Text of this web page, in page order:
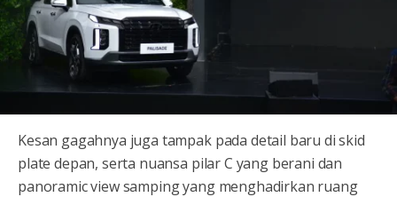
Kesan gagahnya juga tampak pada detail baru di skid
plate depan, serta nuansa pilar C yang berani dan
panoramic view samping yang menghadirkan ruang